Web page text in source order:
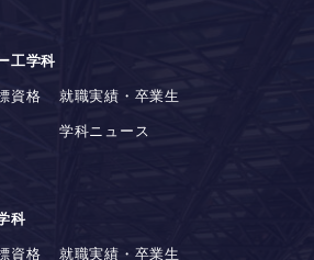
工学科
資格 就職実績・卒業生
学科ニュース
科
資格 就職実績・卒業生